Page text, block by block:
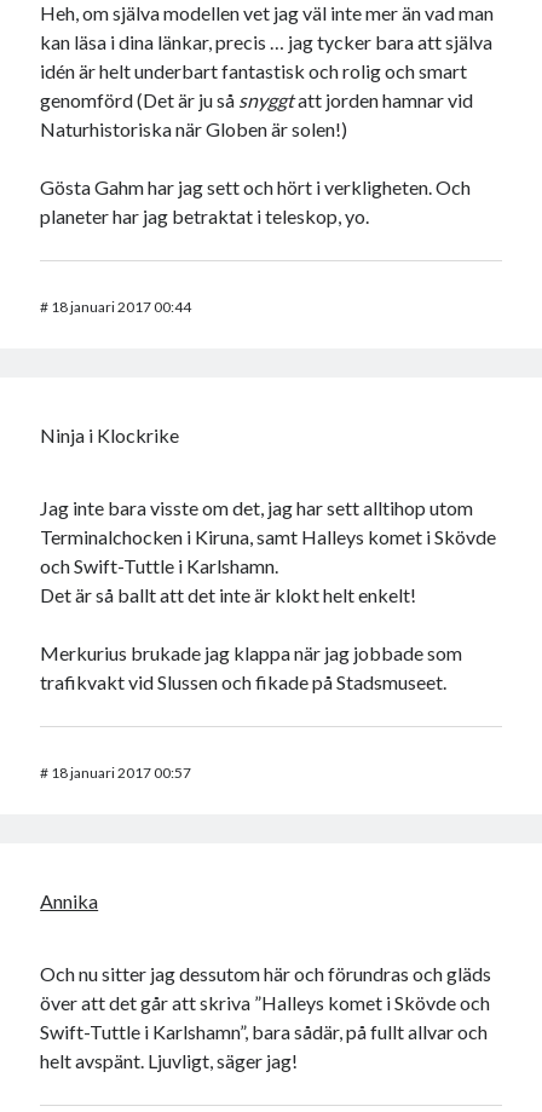
Heh, om själva modellen vet jag väl inte mer än vad man
kan läsa i dina länkar, precis … jag tycker bara att själva
idén är helt underbart fantastisk och rolig och smart
genomförd (Det är ju så snyggtatt jorden hamnar vid
Naturhistoriska när Globen är solen!)
Gösta Gahm har jag sett och hört i verkligheten. Och
planeter har jag betraktat i teleskop, yo.
# 18 januari 2017 00:44
Ninja i Klockrike
Jag inte bara visste om det, jag har sett alltihop utom
Terminalchocken i Kiruna, samt Halleys komet i Skövde
och Swift-Tuttle i Karlshamn.
Det är så ballt att det inte är klokt helt enkelt!
Merkurius brukade jag klappa när jag jobbade som
trafikvakt vid Slussen och fikade på Stadsmuseet.
# 18 januari 2017 00:57
Annika
Och nu sitter jag dessutom här och förundras och gläds
över att det går att skriva ”Halleys komet i Skövde och
Swift-Tuttle i Karlshamn”, bara sådär, på fullt allvar och
helt avspänt. Ljuvligt, säger jag!